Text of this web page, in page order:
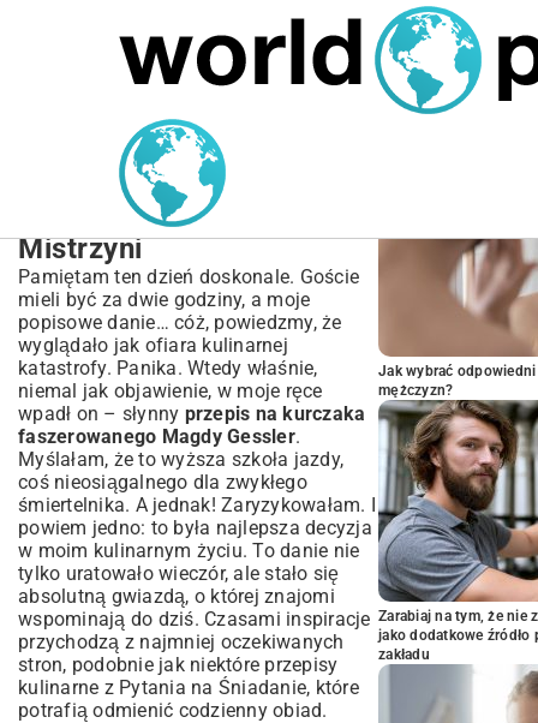
MARIUSZ ŁAMAGA 06.10.2025
Przepis na kurczaka
faszerowanego Magdy
Gessler | Sekrety
Mistrzyni
Pamiętam ten dzień doskonale. Goście
mieli być za dwie godziny, a moje
popisowe danie… cóż, powiedzmy, że
wyglądało jak ofiara kulinarnej
katastrofy. Panika. Wtedy właśnie,
niemal jak objawienie, w moje ręce
wpadł on – słynny przepis na kurczaka
faszerowanego Magdy Gessler.
Myślałam, że to wyższa szkoła jazdy,
coś nieosiągalnego dla zwykłego
śmiertelnika. A jednak! Zaryzykowałam. I
powiem jedno: to była najlepsza decyzja
w moim kulinarnym życiu. To danie nie
tylko uratowało wieczór, ale stało się
absolutną gwiazdą, o której znajomi
wspominają do dziś. Czasami inspiracje
przychodzą z najmniej oczekiwanych
stron, podobnie jak niektóre przepisy
kulinarne z Pytania na Śniadanie, które
potrafią odmienić codzienny obiad.
Jak wybrać
mężczyzn?
Zarabiaj na tym, że nie
jako dodatkowe
zakładu